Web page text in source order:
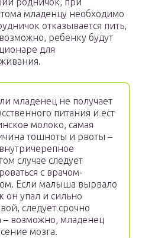
младенцу необходимо
отказывается пить,
ребенку будут
для
младенец не получает
питания и ест
молоко, самая
тошноты и рвоты –
случае следует
с врачом-
Если малыша вырвало
он упал и сильно
следует срочно
– возможно, младенец
мозга.